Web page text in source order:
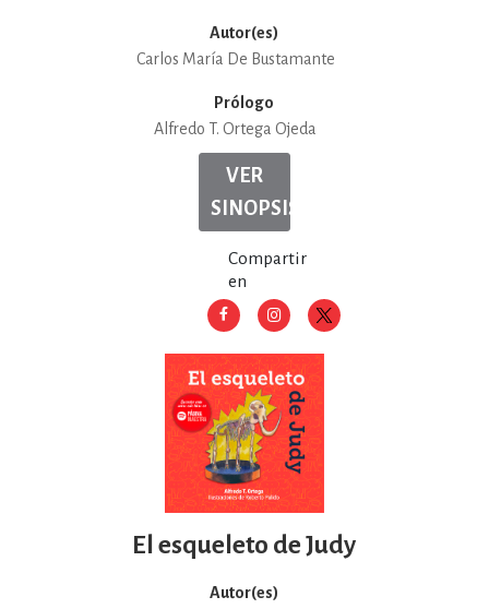
Autor(es)
Carlos María De Bustamante
Prólogo
Alfredo T. Ortega Ojeda
VER
SINOPSIS
Compartir
en
El esqueleto de Judy
Autor(es)